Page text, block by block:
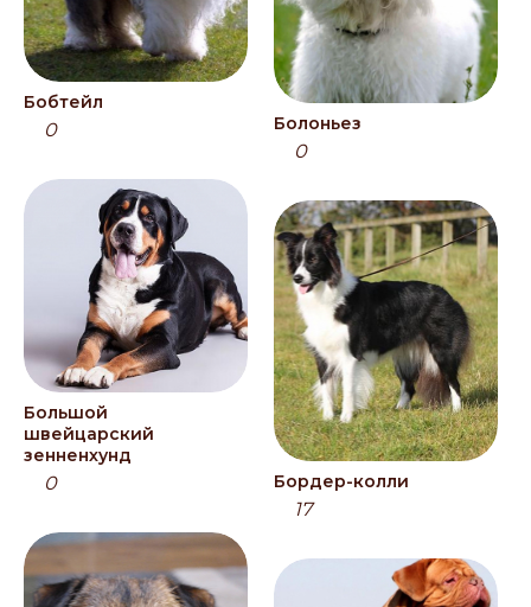
Бобтейл
0
Большой
швейцарский
зенненхунд
0
Болоньез
0
Бордер-колли
17